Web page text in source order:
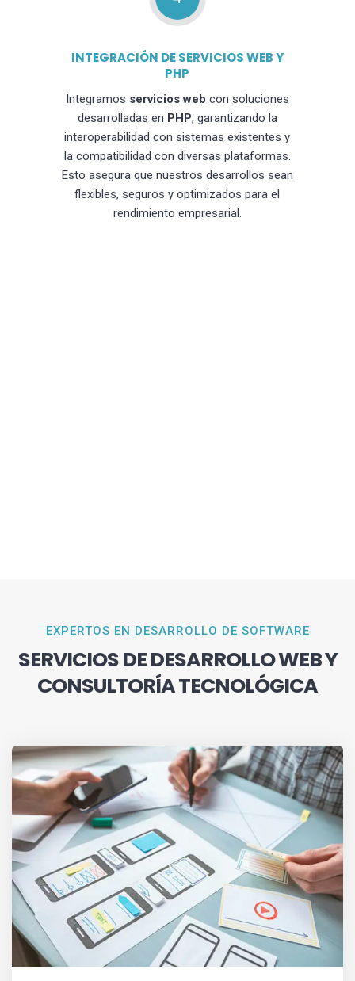
INTEGRACIÓN DE SERVICIOS WEB Y
PHP
Integramos servicios web con soluciones
desarrolladas en PHP, garantizando la
interoperabilidad con sistemas existentes y
la compatibilidad con diversas plataformas.
Esto asegura que nuestros desarrollos sean
flexibles, seguros y optimizados para el
rendimiento empresarial.
EXPERTOS EN DESARROLLO DE SOFTWARE
SERVICIOS DE DESARROLLO WEB Y
CONSULTORÍA TECNOLÓGICA